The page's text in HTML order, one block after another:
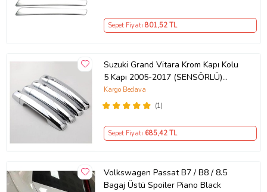
Sepet Fiyatı 801,52 TL
Suzuki Grand Vitara Krom Kapı Kolu
5 Kapı 2005-2017 (SENSÖRLÜ)
P.ÇELİK
(1)
Kargo Bedava
Sepet Fiyatı 685,42 TL
Volkswagen Passat B7 / B8 / 8.5
Bagaj Üstü Spoiler Piano Black